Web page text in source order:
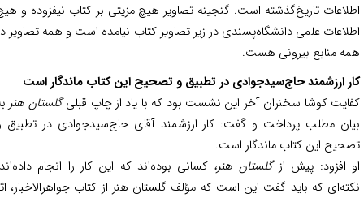
تاریخ‌گذشته است. گنجینه تصاویر هیچ مزیتی بر کتاب نیفزوده و هیچ
علمی دانشگاه‌پسندی در زیر تصاویر کتاب نیامده است و همه تصاویر در
منابع بیرونی هست.
ارزشمند حاج‌سیدجوادی در تطبیق و تصحیح این کتاب ماندگار است
کوشا سخنران آخر این نشست بود که با یاد از چاپ قبلیگلستان هنربه
مطلب پرداخت و گفت: کار ارزشمند آقای حاج‌سیدجوادی در تطبیق و
این کتاب ماندگار است.
افزود: پیش از گلستان هنر،کسانی بوده‌اند که این کار را انجام داده‌اند.
که باید گفت این است که مؤلف گلستان هنر از کتاب جواهرالاخبار، اثر